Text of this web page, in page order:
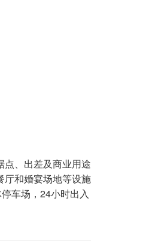
点、出差及商业用途
厅和婚宴场地等设施
车场，24小时出入